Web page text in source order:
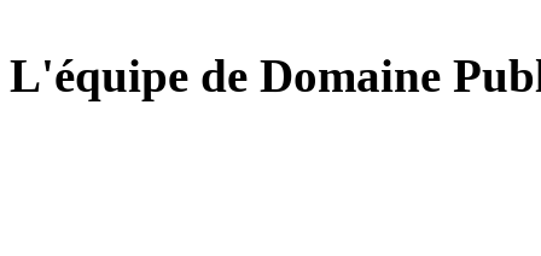
L'équipe de Domaine